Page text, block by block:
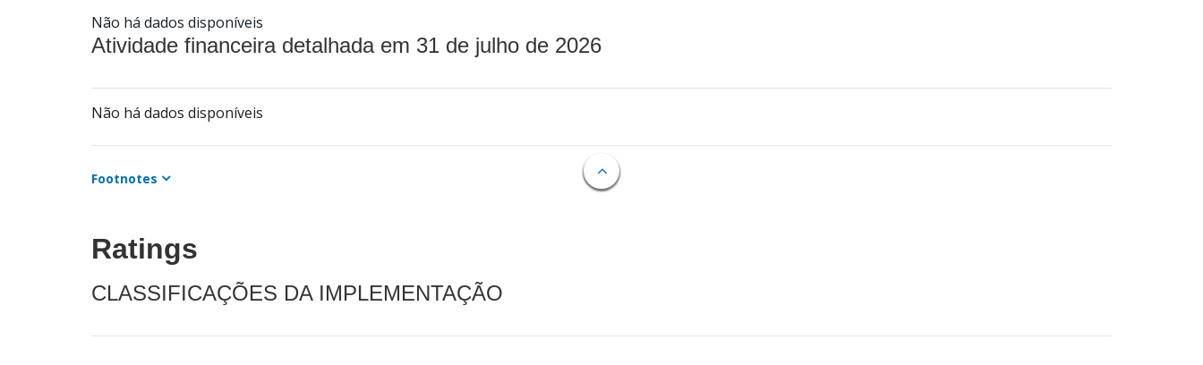
Não há dados disponíveis
Atividade financeira detalhada em 31 de julho de 2026
Não há dados disponíveis
Footnotes
Ratings
CLASSIFICAÇÕES DA IMPLEMENTAÇÃO